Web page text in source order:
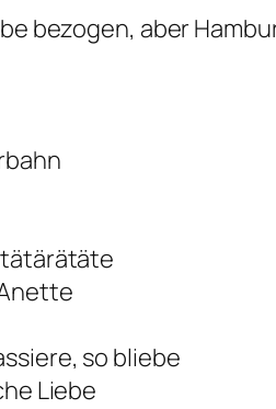
bezogen, aber
so bliebe
Liebe